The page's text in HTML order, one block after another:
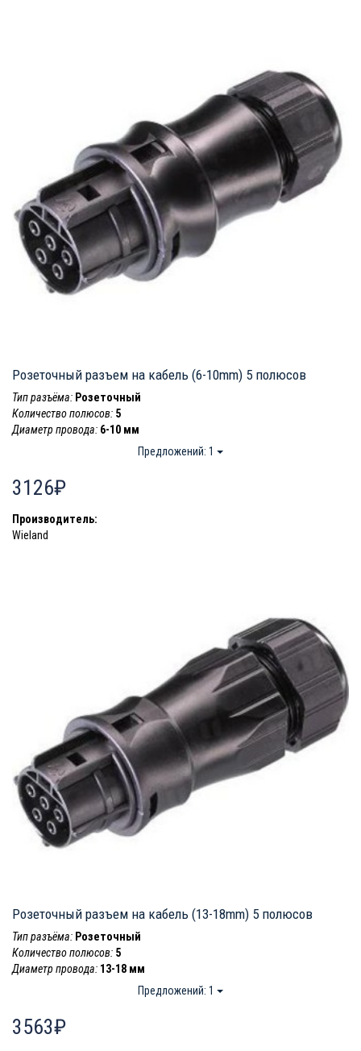
Розеточный разъем на кабель (6-10mm) 5 полюсов
Тип разъёма: Розеточный
Количество полюсов: 5
Диаметр провода: 6-10 мм
Предложений: 1
3126₽
Производитель:
Wieland
Розеточный разъем на кабель (13-18mm) 5 полюсов
Тип разъёма: Розеточный
Количество полюсов: 5
Диаметр провода: 13-18 мм
Предложений: 1
3563₽